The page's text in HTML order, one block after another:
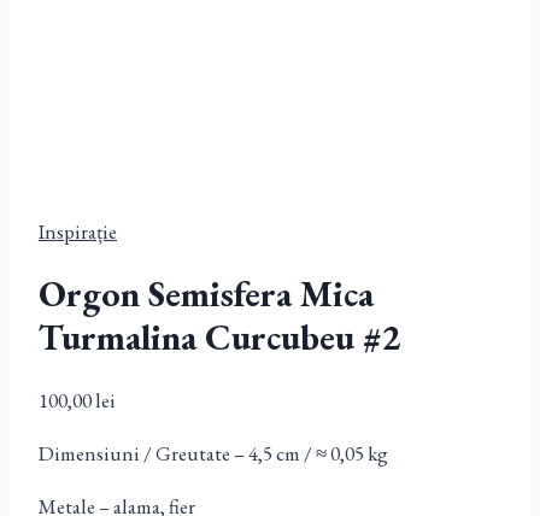
Inspirație
Orgon Semisfera Mica
Turmalina Curcubeu #2
100,00lei
Dimensiuni / Greutate – 4,5 cm / ≈ 0,05 kg
Metale – alama, fier